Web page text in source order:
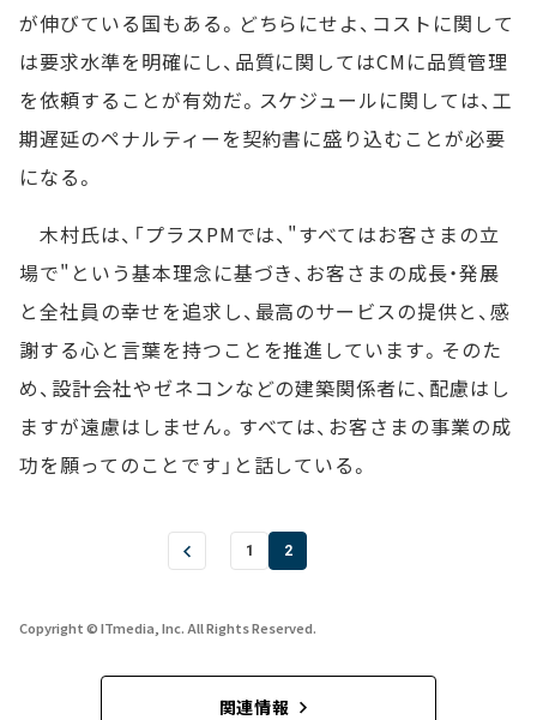
が伸びている国もある。どちらにせよ、コストに関して
は要求水準を明確にし、品質に関してはCMに品質管理
を依頼することが有効だ。スケジュールに関しては、工
期遅延のペナルティーを契約書に盛り込むことが必要
になる。
木村氏は、「プラスPMでは、"すべてはお客さまの立
場で"という基本理念に基づき、お客さまの成長・発展
と全社員の幸せを追求し、最高のサービスの提供と、感
謝する心と言葉を持つことを推進しています。そのた
め、設計会社やゼネコンなどの建築関係者に、配慮はし
ますが遠慮はしません。すべては、お客さまの事業の成
功を願ってのことです」と話している。
1 2
Copyright © ITmedia, Inc. All Rights Reserved.
関連情報